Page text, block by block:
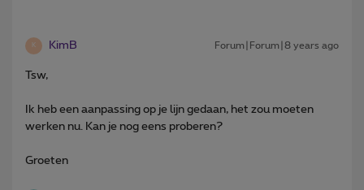
K KimB Forum|Forum|8 years ago
Tsw,
Ik heb een aanpassing op je lijn gedaan, het zou moeten
werken nu. Kan je nog eens proberen?
Groeten